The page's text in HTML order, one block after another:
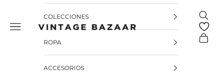
Vintage Bazaar
COLECCIONES
ROPA
ACCESORIOS